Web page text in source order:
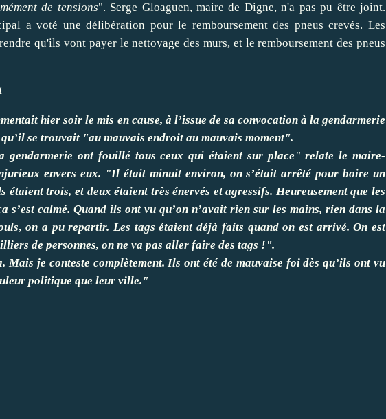
de tensions". Serge Gloaguen, maire de Digne, n'a pas pu être joint.
a voté une délibération pour le remboursement des pneus crevés. Les
qu'ils vont payer le nettoyage des murs, et le remboursement des pneus
hier soir le mis en cause, à l’issue de sa convocation à la gendarmerie
se trouvait "au mauvais endroit au mauvais moment".
gendarmerie ont fouillé tous ceux qui étaient sur place" relate le maire-
envers eux. "Il était minuit environ, on s’était arrêté pour boire un
étaient trois, et deux étaient très énervés et agressifs. Heureusement que les
s’est calmé. Quand ils ont vu qu’on n’avait rien sur les mains, rien dans la
on a pu repartir. Les tags étaient déjà faits quand on est arrivé. On est
de personnes, on ne va pas aller faire des tags !".
je conteste complètement. Ils ont été de mauvaise foi dès qu’ils ont vu
politique que leur ville."